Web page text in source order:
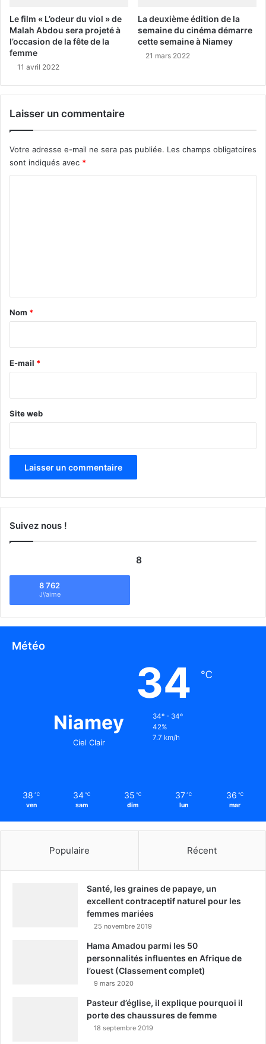
Le film « L’odeur du viol » de
Malah Abdou sera projeté à
l’occasion de la fête de la
femme
11 avril 2022
La deuxième édition de la
semaine du cinéma démarre
cette semaine à Niamey
21 mars 2022
Laisser un commentaire
Votre adresse e-mail ne sera pas publiée. Les champs obligatoires
sont indiqués avec *
a
e
Nom *
E-mail *
Site web
Suivez nous !
8
8 762
J\'aime
Météo
Niamey
Ciel Clair
34 ℃
34º - 34º
42%
7.7 km/h
38 ℃
ven
34 ℃
sam
35 ℃
dim
37 ℃
lun
36 ℃
mar
Populaire Récent
Santé, les graines de papaye, un
excellent contraceptif naturel pour les
femmes mariées
25 novembre 2019
Hama Amadou parmi les 50
personnalités influentes en Afrique de
l’ouest (Classement complet)
9 mars 2020
Pasteur d’église, il explique pourquoi il
porte des chaussures de femme
18 septembre 2019